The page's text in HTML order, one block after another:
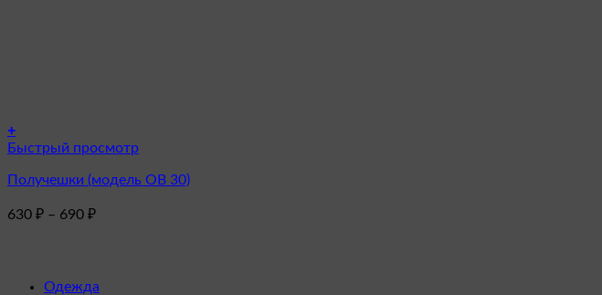
+
Этот
имеет
вариаций.
Быстрый просмотр
Получешки (модель OB 30)
630 ₽ – 690 ₽Диапазон
690 ₽
Одежда